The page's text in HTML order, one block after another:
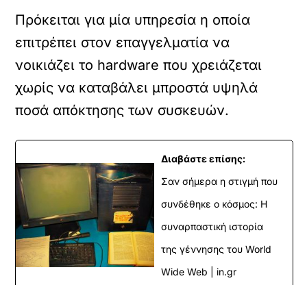
Πρόκειται για μία υπηρεσία η οποία
επιτρέπει στον επαγγελματία να
νοικιάζει το hardware που χρειάζεται
χωρίς να καταβάλει μπροστά υψηλά
ποσά απόκτησης των συσκευών.
Διαβάστε επίσης:
Σαν σήμερα η στιγμή που
συνδέθηκε ο κόσμος: Η
συναρπαστική ιστορία
της γέννησης του World
Wide Web | in.gr